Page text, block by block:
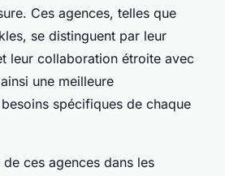
Ces agences, telles que
se distinguent par leur
leur collaboration étroite avec
une meilleure
spécifiques de chaque
ces agences dans les